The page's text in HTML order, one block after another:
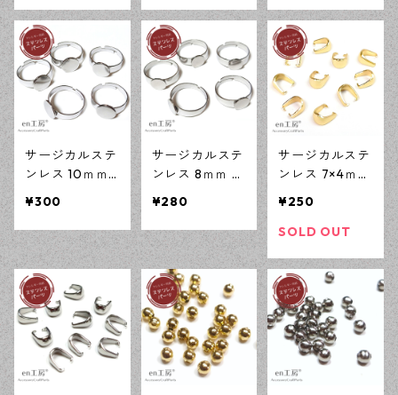
シルバー 2個 ア
レルギー対応
アクセサリーパ
ーツ ハンドメ
イド資材 【en
工房】
バー 2個 アレル
ギー対応 アク
セサリーパーツ
ハンドメイド資
材 【en工房】
ー 2個 アレルギ
ー対応 アクセ
サリーパーツ
ハンドメイド資
材 【en工房】
サージカルステ
ンレス 10ｍｍ
イズ リング台
シルバー 5個 ア
レルギー対応
アクセサリーパ
ーツ ハンドメ
イド資材 【en
工房】
¥300
サージカルステ
ンレス 8ｍｍ 平
ズ リング台 シ
ルバー 5個 アレ
ルギー対応 ア
クセサリーパー
ツ ハンドメイ
ド資材 【en工
房】
¥280
サージカルステ
ンレス 7×4ｍｍ
ルド 10個 アレ
ルギー対応 ア
ツ ハンドメイ
ド資材 【en工
房】
¥250
SOLD OUT